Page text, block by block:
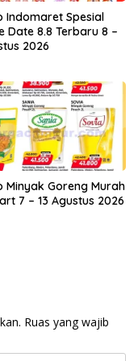
Indomaret Spesial
Date 8.8 Terbaru 8 –
2026
Minyak Goreng Murah
7 – 13 Agustus 2026
Ruas yang wajib